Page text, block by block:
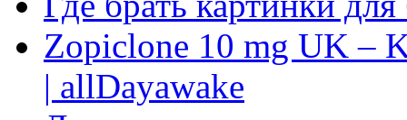
Zopiclone 10 mg UK –
| allDayawake